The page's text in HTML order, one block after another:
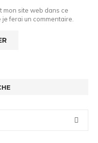
mon site web dans ce
ferai un commentaire.